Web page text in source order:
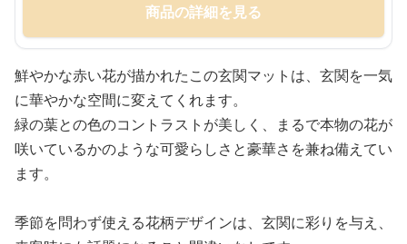
商品の詳細を見る
鮮やかな赤い花が描かれたこの玄関マットは、玄関を一気
に華やかな空間に変えてくれます。
緑の葉との色のコントラストが美しく、まるで本物の花が
咲いているかのような可愛らしさと豪華さを兼ね備えてい
ます。
季節を問わず使える花柄デザインは、玄関に彩りを与え、